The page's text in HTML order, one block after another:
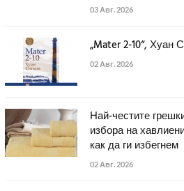
03 Авг. 2026
„Mater 2-10“, Хуан
02 Авг. 2026
Най-честите
избора на
как да ги избегнем
02 Авг. 2026